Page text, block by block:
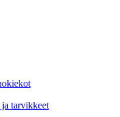
tarvikkeet